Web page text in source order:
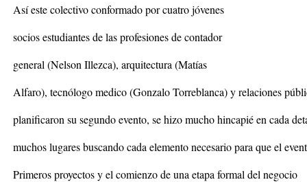
Así este colectivo conformado por cuatro jóvenes
socios estudiantes de las profesiones de contador
general (Nelson Illezca), arquitectura (Matías
Alfaro), tecnólogo medico (Gonzalo Torreblanca) y relaciones
planificaron su segundo evento, se hizo mucho hincapié en cada
muchos lugares buscando cada elemento necesario para que el
Primeros proyectos y el comienzo de una etapa formal del negocio